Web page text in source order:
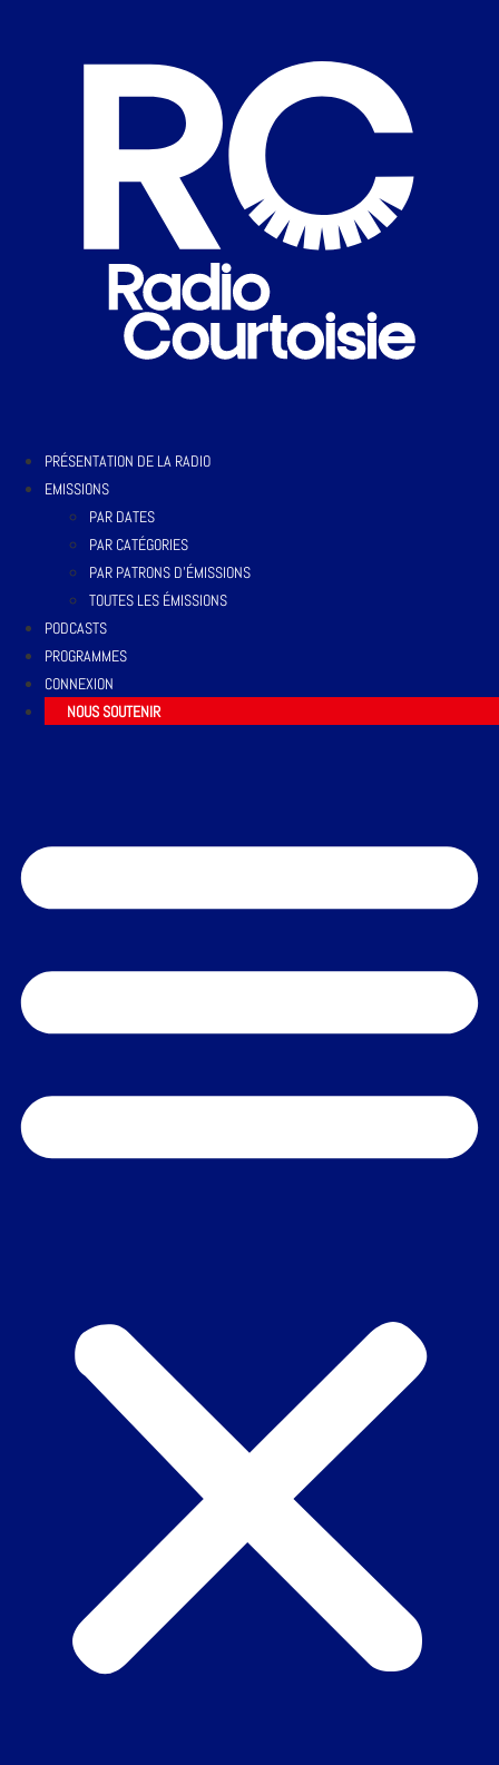
PRÉSENTATION DE LA RADIO
EMISSIONS
PAR DATES
PAR CATÉGORIES
PAR PATRONS D’ÉMISSIONS
TOUTES LES ÉMISSIONS
PODCASTS
PROGRAMMES
CONNEXION
NOUS SOUTENIR